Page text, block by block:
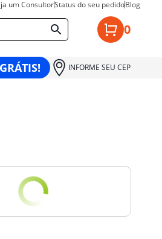
um ConsultorStatus do seu pedidoBlog
0
INFORME SEU CEP